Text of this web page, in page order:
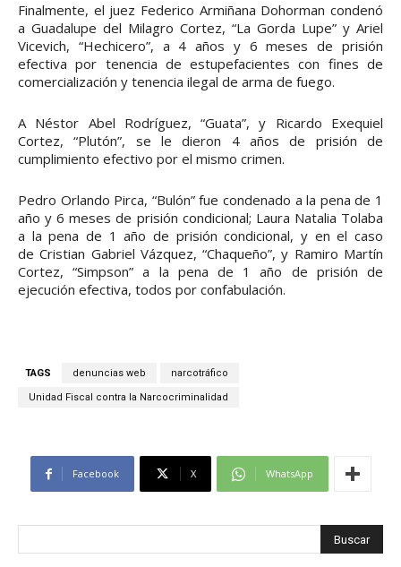
Finalmente, el juez Federico Armiñana Dohorman condenó
a Guadalupe del Milagro Cortez, “La Gorda Lupe” y Ariel
Vicevich, “Hechicero”, a 4 años y 6 meses de prisión
efectiva por tenencia de estupefacientes con fines de
comercialización y tenencia ilegal de arma de fuego.
A Néstor Abel Rodríguez, “Guata”, y Ricardo Exequiel
Cortez, “Plutón”, se le dieron 4 años de prisión de
cumplimiento efectivo por el mismo crimen.
Pedro Orlando Pirca, “Bulón” fue condenado a la pena de 1
año y 6 meses de prisión condicional; Laura Natalia Tolaba
a la pena de 1 año de prisión condicional, y en el caso
de Cristian Gabriel Vázquez, “Chaqueño”, y Ramiro Martín
Cortez, “Simpson” a la pena de 1 año de prisión de
ejecución efectiva, todos por confabulación.
TAGS denuncias web narcotráfico
Unidad Fiscal contra la Narcocriminalidad
Facebook X WhatsApp